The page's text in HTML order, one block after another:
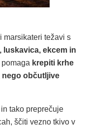
marsikateri težavi s
luskavica, ekcem in
pomaga krepiti krhe
nego občutljive
tako preprečuje
ščiti vezno tkivo v